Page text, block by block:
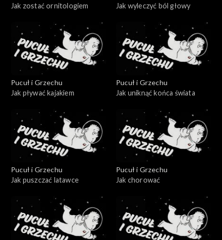
Jak zostać ornitologiem
Jak wyleczyć ból głowy
Pucuł i Grzechu
Jak pływać kajakiem
Pucuł i Grzechu
Jak uniknąć końca świata
Pucuł i Grzechu
Jak puszczać latawce
Pucuł i Grzechu
Jak chorować